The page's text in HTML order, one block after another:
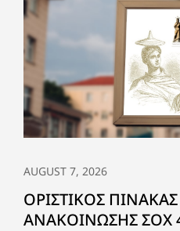
AUGUST 7, 2026
ΟΡΙΣΤΙΚΟΣ
ΑΝΑΚΟΙΝΩΣΗΣ ΣΟΧ